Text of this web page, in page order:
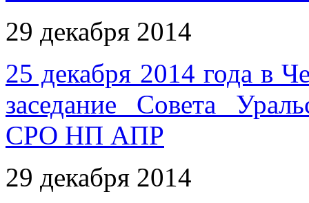
29 декабря 2014
25 декабря 2014 года в
заседание Совета
СРО НП АПР
29 декабря 2014